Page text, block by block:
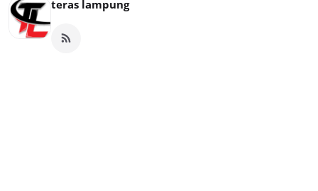
teras lampung